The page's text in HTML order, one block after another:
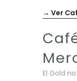
→ Ver
El Gold